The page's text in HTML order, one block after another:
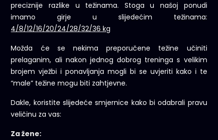
preciznije razlike u težinama. Stoga u našoj ponudi
imamo girje u slijedećim težinama:
4/8/12/16/20/24/28/32/36 kg
Možda će se nekima preporučene težine učiniti
prelaganim, ali nakon jednog dobrog treninga s velikim
brojem vježbi i ponavljanja mogli bi se uvjeriti kako i te
“male” težine mogu biti zahtjevne.
Dakle, koristite slijedeće smjernice kako bi odabrali pravu
veličinu za vas:
Za žene: